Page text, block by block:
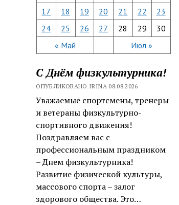
« Май Июл »
17
18 19 20 21 22
23
24
25 26 27 28 29 30
С Днём физкультурника!
ОПУБЛИКОВАНО IRINA 08.08.2026
Уважаемые спортсмены, тренеры
и ветераны физкультурно-
спортивного движения!
Поздравляем вас с
профессиональным праздником
– Днем физкультурника!
Развитие физической культуры,
массового спорта – залог
здорового общества. Это…